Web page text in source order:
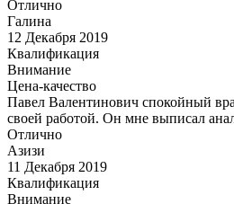
Отлично
Галина
12 Декабря 2019
Квалификация
Внимание
Цена-качество
Павел Валентинович спокойный
своей работой. Он мне выписал
Отлично
Азизи
11 Декабря 2019
Квалификация
Внимание